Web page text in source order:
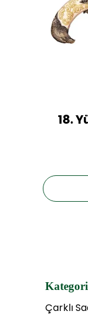
18.
Çarklı